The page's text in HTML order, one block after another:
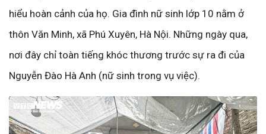
hiểu hoàn cảnh của họ. Gia đình nữ sinh lớp 10 nằm ở
thôn Văn Minh, xã Phú Xuyên, Hà Nội. Những ngày qua,
nơi đây chỉ toàn tiếng khóc thương trước sự ra đi của
Nguyễn Đào Hà Anh (nữ sinh trong vụ việc).